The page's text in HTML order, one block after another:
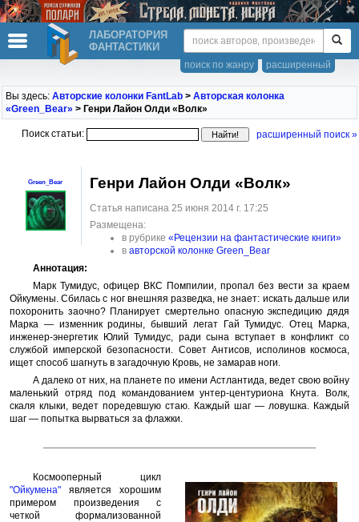
ЛАБОРАТОРИЯ
ФАНТАСТИКИ
расширенный
поиск по жанру
Вы здесь: Авторские колонки FantLab > Авторская колонка
«Green_Bear» > Генри Лайон Олди «Волк»
Поиск статьи: расширенный поиск »
Green_Bear Генри Лайон Олди «Волк»
Статья написана 25 июня 2014 г. 17:25
Размещена:
в рубрике «Рецензии на фантастические книги»
в авторской колонке Green_Bear
Аннотация:
Марк Тумидус, офицер ВКС Помпилии, пропал без вести за краем
Ойкумены. Сбилась с ног внешняя разведка, не знает: искать дальше или
похоронить заочно? Планирует смертельно опасную экспедицию дядя
Марка — изменник родины, бывший легат Гай Тумидус. Отец Марка,
инженер-энергетик Юлий Тумидус, ради сына вступает в конфликт со
службой имперской безопасности. Совет Антисов, исполинов космоса,
ищет способ шагнуть в загадочную Кровь, не замарав ноги.
А далеко от них, на планете по имени Астлантида, ведет свою войну
маленький отряд под командованием унтер-центуриона Кнута. Волк,
скаля клыки, ведет поредевшую стаю. Каждый шаг — ловушка. Каждый
шаг — попытка вырваться за флажки.
Космооперный цикл
"Ойкумена" является хорошим
примером произведения с
четкой формализованной